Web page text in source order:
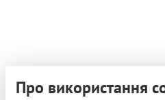
Про використання